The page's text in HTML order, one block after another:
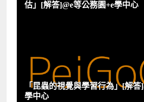
估」[解答]@e等公務園+e學中心
「昆蟲的視覺與學習行為」[解答
學中心